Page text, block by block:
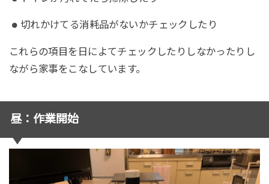
切れかけてる消耗品がないかチェックしたり
これらの項目を日によてチェックしたりしなかったりし
ながら家事をこなしています。
昼：作業開始